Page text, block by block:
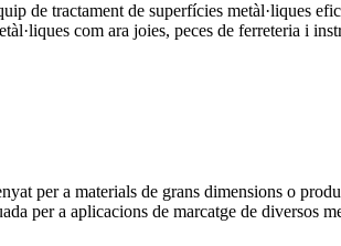
de tractament de superfícies metàl·liques
com ara joies, peces de ferreteria i
per a materials de grans dimensions o
per a aplicacions de marcatge de diversos